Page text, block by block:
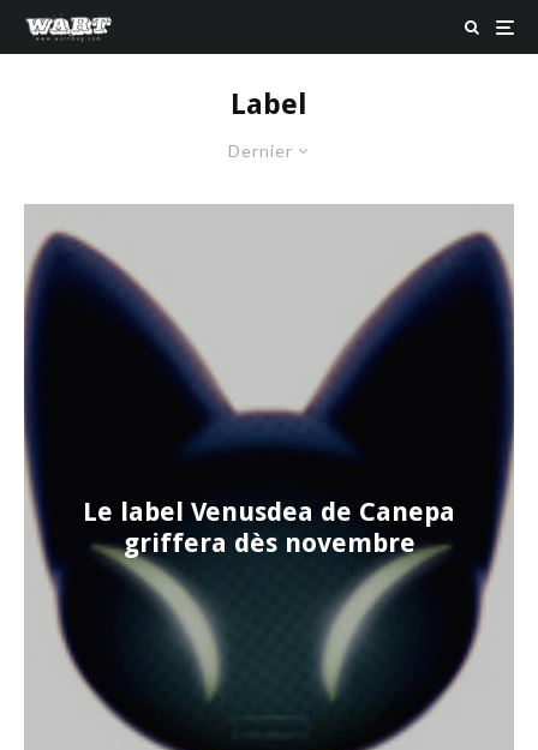
Label
Dernier
Le label Venusdea de Canepa
griffera dès novembre